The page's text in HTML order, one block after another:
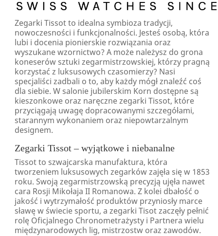
Zegarki Tissot to idealna symbioza tradycji,
nowoczesności i funkcjonalności. Jesteś osobą, która
lubi i docenia pionierskie rozwiązania oraz
wyszukane wzornictwo? A może należysz do grona
koneserów sztuki zegarmistrzowskiej, którzy pragną
korzystać z luksusowych czasomierzy? Nasi
specjaliści zadbali o to, aby każdy mógł znaleźć coś
dla siebie. W salonie jubilerskim Korn dostępne są
kieszonkowe oraz naręczne zegarki Tissot, które
przyciągają uwagę dopracowanymi szczegółami,
starannym wykonaniem oraz niepowtarzalnym
designem.
Zegarki Tissot – wyjątkowe i niebanalne
Tissot to szwajcarska manufaktura, która
tworzeniem luksusowych zegarków zajęła się w 1853
roku. Swoją zegarmistrzowską precyzją ujęła nawet
cara Rosji Mikołaja II Romanowa. Z kolei dbałość o
jakość i wytrzymałość produktów przyniosły marce
sławę w świecie sportu, a zegarki Tisot zaczęły pełnić
rolę Oficjalnego Chronometrażysty i Partnera wielu
międzynarodowych lig, mistrzostw oraz zawodów.